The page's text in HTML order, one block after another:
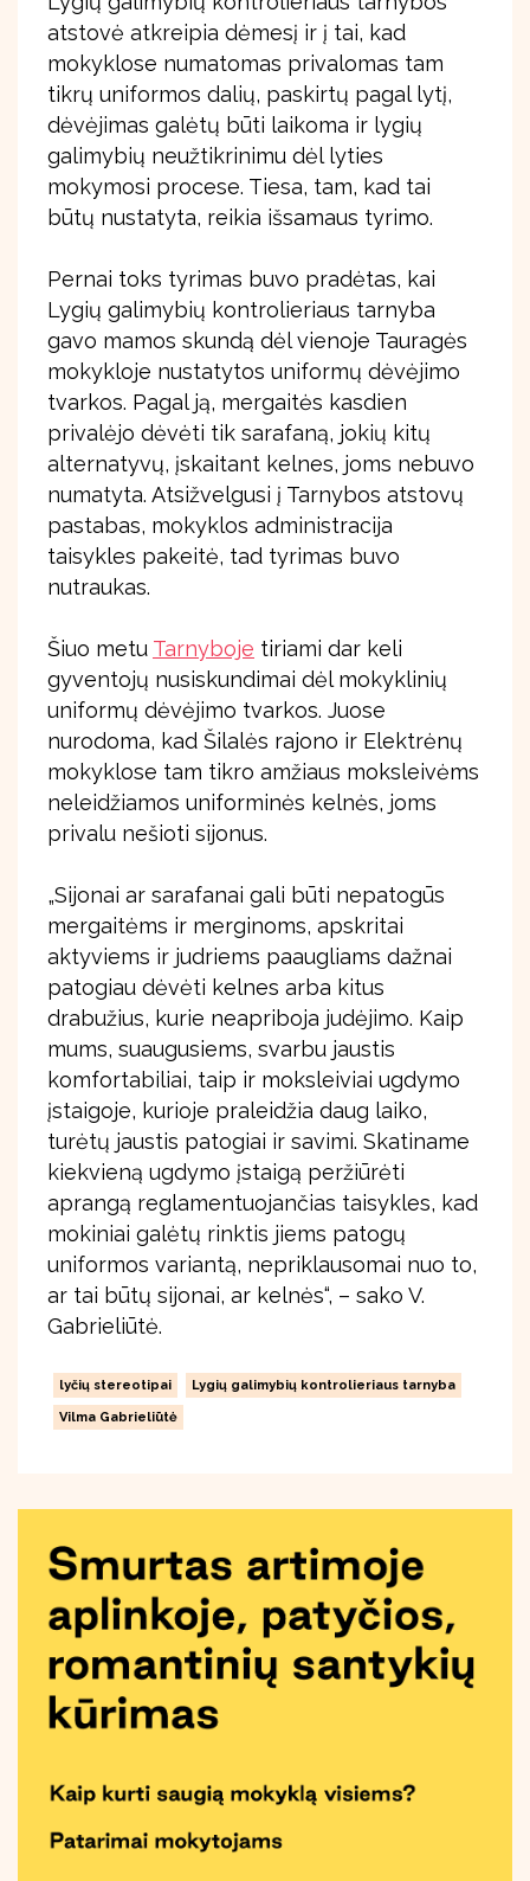
atstovė atkreipia dėmesį ir į tai, kad
mokyklose numatomas privalomas tam
tikrų uniformos dalių, paskirtų pagal lytį,
dėvėjimas galėtų būti laikoma ir lygių
galimybių neužtikrinimu dėl lyties
mokymosi procese. Tiesa, tam, kad tai
būtų nustatyta, reikia išsamaus tyrimo.
Pernai toks tyrimas buvo pradėtas, kai
Lygių galimybių kontrolieriaus tarnyba
gavo mamos skundą dėl vienoje Tauragės
mokykloje nustatytos uniformų dėvėjimo
tvarkos. Pagal ją, mergaitės kasdien
privalėjo dėvėti tik sarafaną, jokių kitų
alternatyvų, įskaitant kelnes, joms nebuvo
numatyta. Atsižvelgusi į Tarnybos atstovų
pastabas, mokyklos administracija
taisykles pakeitė, tad tyrimas buvo
nutraukas.
Šiuo metu Tarnyboje tiriami dar keli
gyventojų nusiskundimai dėl mokyklinių
uniformų dėvėjimo tvarkos. Juose
nurodoma, kad Šilalės rajono ir Elektrėnų
mokyklose tam tikro amžiaus moksleivėms
neleidžiamos uniforminės kelnės, joms
privalu nešioti sijonus.
„Sijonai ar sarafanai gali būti nepatogūs
mergaitėms ir merginoms, apskritai
aktyviems ir judriems paaugliams dažnai
patogiau dėvėti kelnes arba kitus
drabužius, kurie neapriboja judėjimo. Kaip
mums, suaugusiems, svarbu jaustis
komfortabiliai, taip ir moksleiviai ugdymo
įstaigoje, kurioje praleidžia daug laiko,
turėtų jaustis patogiai ir savimi. Skatiname
kiekvieną ugdymo įstaigą peržiūrėti
aprangą reglamentuojančias taisykles, kad
mokiniai galėtų rinktis jiems patogų
uniformos variantą, nepriklausomai nuo to,
ar tai būtų sijonai, ar kelnės“, – sako V.
Gabrieliūtė.
lyčių stereotipai Lygių galimybių kontrolieriaus tarnyba
Vilma Gabrieliūtė